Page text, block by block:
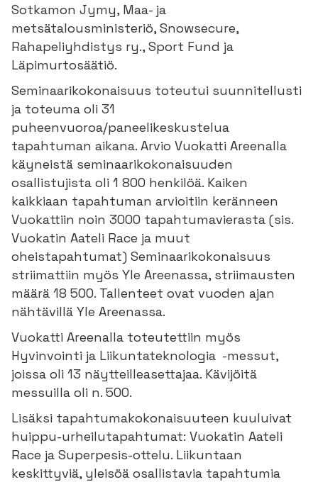
Sotkamon Jymy, Maa- ja
metsätalousministeriö, Snowsecure,
Rahapeliyhdistys ry., Sport Fund ja
Läpimurtosäätiö.
Seminaarikokonaisuus toteutui suunnitellusti
ja toteuma oli 31
puheenvuoroa/paneelikeskustelua
tapahtuman aikana. Arvio Vuokatti Areenalla
käyneistä seminaarikokonaisuuden
osallistujista oli 1 800 henkilöä. Kaiken
kaikkiaan tapahtuman arvioitiin keränneen
Vuokattiin noin 3000 tapahtumavierasta (sis.
Vuokatin Aateli Race ja muut
oheistapahtumat) Seminaarikokonaisuus
striimattiin myös Yle Areenassa, striimausten
määrä 18 500. Tallenteet ovat vuoden ajan
nähtävillä Yle Areenassa.
Vuokatti Areenalla toteutettiin myös
Hyvinvointi ja Liikuntateknologia -messut,
joissa oli 13 näytteilleasettajaa. Kävijöitä
messuilla oli n. 500.
Lisäksi tapahtumakokonaisuuteen kuuluivat
huippu-urheilutapahtumat: Vuokatin Aateli
Race ja Superpesis-ottelu. Liikuntaan
keskittyviä, yleisöä osallistavia tapahtumia